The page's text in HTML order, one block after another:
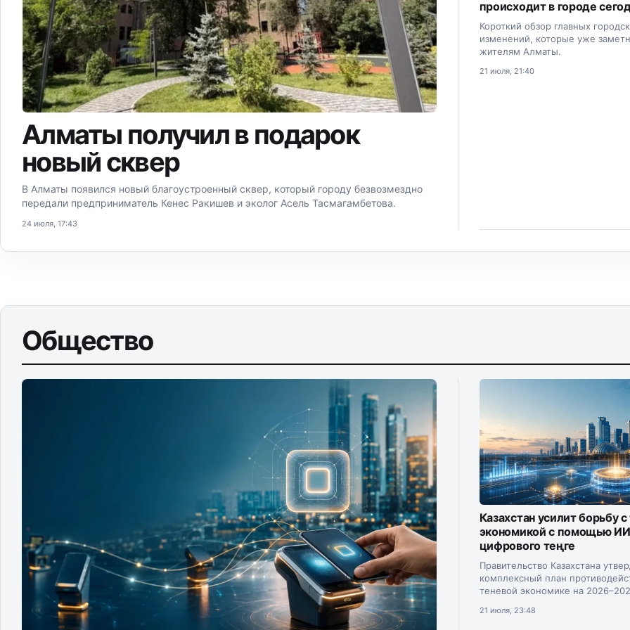
Алматы получил в подарок
новый сквер
В Алматы появился новый благоустроенный сквер, который городу безвозмездно
передали предприниматель Кенес Ракишев и эколог Асель Тасмагамбетова.
24 июля, 17:43
происходит в городе
Короткий обзор главных
изменений, которые уже
жителям Алматы.
21 июля, 21:40
Общество
Казахстан усилит борьбу
экономикой с помощью
цифрового теңге
Правительство Казахстана
комплексный план
теневой экономике на
Олжас Бектенов.
21 июля, 23:48